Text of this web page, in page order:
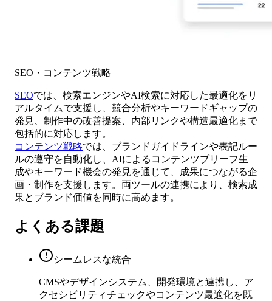
SEO・コンテンツ戦略
SEOでは、検索エンジンやAI検索に対応した最適化をリ
アルタイムで支援し、競合分析やキーワードギャップの
発見、制作中の改善提案、内部リンクや構造最適化まで
包括的に対応します。
コンテンツ戦略では、ブランドガイドラインや表記ルー
ルの遵守を自動化し、AIによるコンテンツブリーフ生
成やキーワード機会の発見を通じて、成果につながる企
画・制作を支援します。両ツールの連携により、検索成
果とブランド価値を同時に高めます。
よくある課題
シームレスな統合
CMSやデザインシステム、開発環境と連携し、ア
クセシビリティチェックやコンテンツ最適化を既